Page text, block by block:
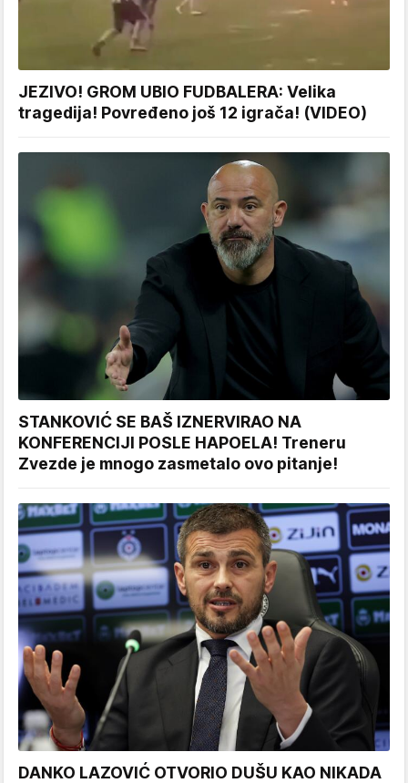
JEZIVO! GROM UBIO FUDBALERA: Velika
tragedija! Povređeno još 12 igrača! (VIDEO)
STANKOVIĆ SE BAŠ IZNERVIRAO NA
KONFERENCIJI POSLE HAPOELA! Treneru
Zvezde je mnogo zasmetalo ovo pitanje!
DANKO LAZOVIĆ OTVORIO DUŠU KAO NIKADA